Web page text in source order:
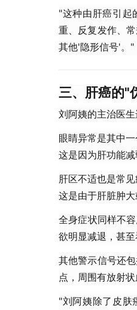
"这种由肝癌引起
重、反复发作、
其他'隐形信号'。"
三、肝癌的"
刘阿姨的主治医
眼睛异常是其中
这是因为肝功能减
肝区不适也是常
这是由于肝脏肿大
全身症状同样不
欲明显减退，甚至
其他警示信号还
点，周围有放射
"刘阿姨除了皮肤